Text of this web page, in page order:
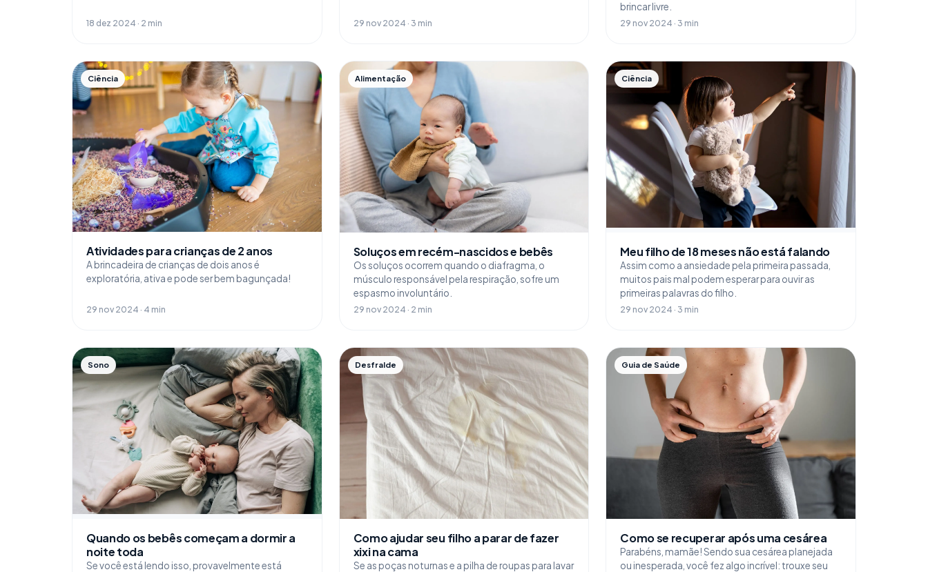
18 dez 2024 · 2 min 29 nov 2024 · 3 min
brincar livre.
29 nov 2024 · 3 min
Ciência
Atividades para crianças de 2 anos
A brincadeira de crianças de dois anos é
exploratória, ativa e pode ser bem bagunçada!
29 nov 2024 · 4 min
Alimentação
Soluços em recém-nascidos e bebês
Os soluços ocorrem quando o diafragma, o
músculo responsável pela respiração, sofre um
espasmo involuntário.
29 nov 2024 · 2 min
Ciência
Meu filho de 18 meses não está falando
Assim como a ansiedade pela primeira passada,
muitos pais mal podem esperar para ouvir as
primeiras palavras do filho.
29 nov 2024 · 3 min
Sono
Quando os bebês começam a dormir a
noite toda
Se você está lendo isso, provavelmente está
Desfralde
Como ajudar seu filho a parar de fazer
xixi na cama
Se as poças noturnas e a pilha de roupas para lavar
Guia de Saúde
Como se recuperar após uma cesárea
Parabéns, mamãe! Sendo sua cesárea planejada
ou inesperada, você fez algo incrível: trouxe seu